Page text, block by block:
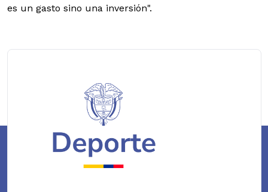
es un gasto sino una inversión".